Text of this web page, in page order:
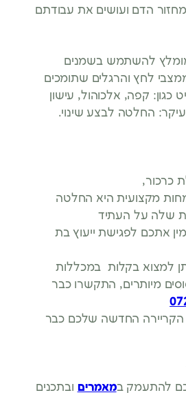
הדם ועושים את עבודתם
מומלץ להשתמש בשמנים
לחץ והרגלים שתומכים
כגון: קפה, אלכוהול, עישון
החלטה לבצע שינוי.
כרכור,
מקצועית היא החלטה
שלה על העתיד
אתכם לפגישת ייעוץ בת
למצוא בקלות במכללות
מיותרים, התקשרו כבר
הקריירה החדשה שלכם כבר
להתעמק במאמרים ובתכנים